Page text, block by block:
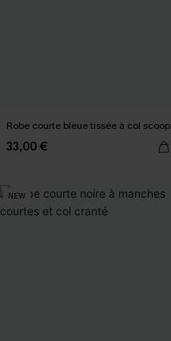
Robe courte bleue tissée à col scoop
33,00 €
NEW